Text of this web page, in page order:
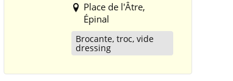
Place de l'Âtre,
Épinal
Brocante, troc, vide
dressing